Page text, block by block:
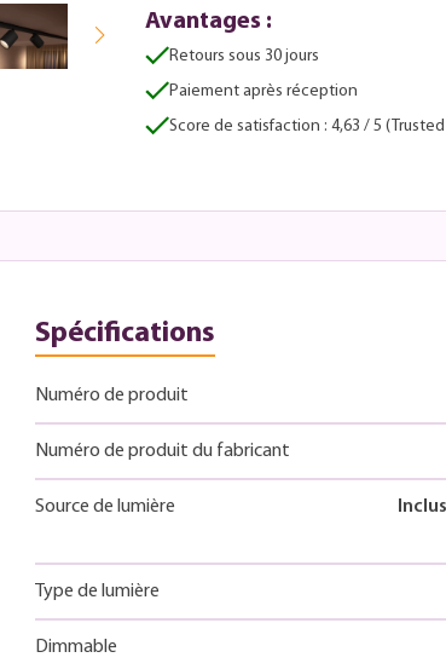
Avantages :
Retours sous 30 jours
Paiement après réception
Score de satisfaction : 4,63 / 5
Spécifications
Numéro de produit
Numéro de produit du fabricant
Source de lumière
Type de lumière
Dimmable